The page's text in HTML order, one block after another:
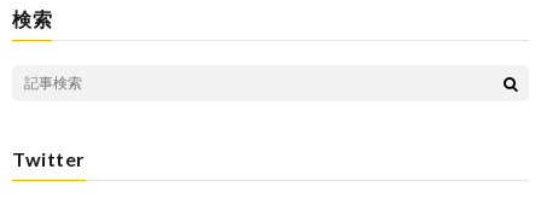
検索
Twitter